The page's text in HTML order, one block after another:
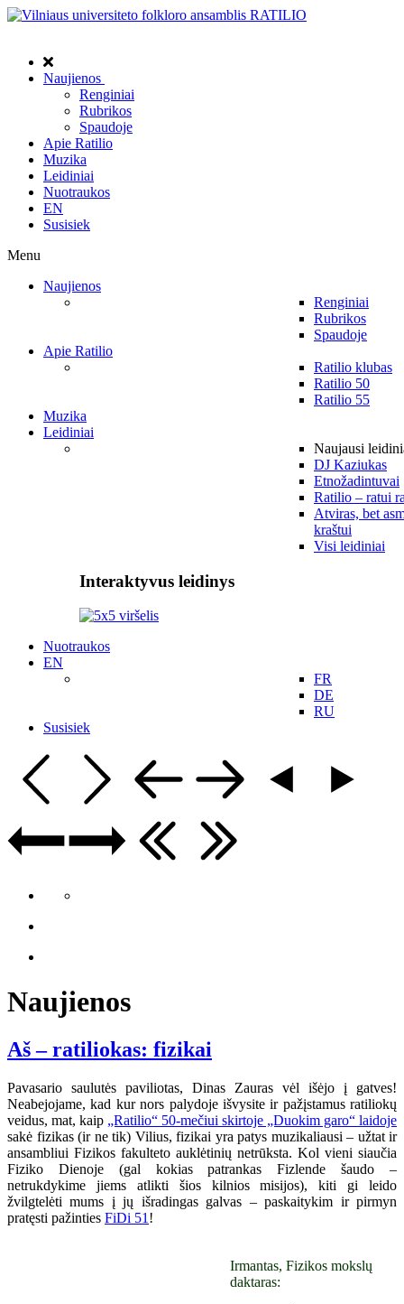
Naujienos
Renginiai
Rubrikos
Spaudoje
Apie Ratilio
Muzika
Leidiniai
Nuotraukos
EN
Susisiek
Menu
Naujienos
Renginiai
Rubrikos
Spaudoje
Apie Ratilio
Ratilio klubas
Ratilio 50
Ratilio 55
Muzika
Leidiniai
Naujausi
DJ Kaziukas
Etnožadintuvai
Ratilio – ratui
Atviras, bet
kraštui
Visi leidiniai
Interaktyvus leidinys
Nuotraukos
EN
FR
DE
RU
Susisiek
Naujienos
Aš – ratiliokas: fizikai
Pavasario saulutės paviliotas, Dinas Zauras vėl išėjo į gatves!
Neabejojame, kad kur nors palydoje išvysite ir pažįstamus ratiliokų
veidus, mat, kaip „Ratilio“ 50-mečiui skirtoje „Duokim garo“ laidoje
sakė fizikas (ir ne tik) Vilius, fizikai yra patys muzikaliausi – užtat ir
ansambliui Fizikos fakulteto auklėtinių netrūksta. Kol vieni siaučia
Fiziko Dienoje (gal kokias patrankas Fizlende šaudo –
netrukdykime jiems atlikti šios kilnios misijos), kiti gi leido
žvilgtelėti mums į jų išradingas galvas – paskaitykim ir pirmyn
pratęsti pažinties FiDi 51 !
Irmantas, Fizikos mokslų
daktaras: